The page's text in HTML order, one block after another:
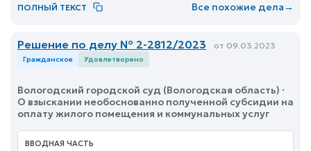
ПОЛНЫЙ ТЕКСТ Все похожие дела→
Решение по делу № 2-2812/2023 от 09.03.2023
Гражданское Удовлетворено
Вологодский городской суд (Вологодская область) ·
О взыскании необоснованно полученной субсидии на
оплату жилого помещения и коммунальных услуг
ВВОДНАЯ ЧАСТЬ